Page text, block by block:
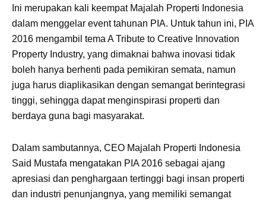
Ini merupakan kali keempat Majalah Properti Indonesia
dalam menggelar event tahunan PIA. Untuk tahun ini, PIA
2016 mengambil tema A Tribute to Creative Innovation
Property Industry, yang dimaknai bahwa inovasi tidak
boleh hanya berhenti pada pemikiran semata, namun
juga harus diaplikasikan dengan semangat berintegrasi
tinggi, sehingga dapat menginspirasi properti dan
berdaya guna bagi masyarakat.
Dalam sambutannya, CEO Majalah Properti Indonesia
Said Mustafa mengatakan PIA 2016 sebagai ajang
apresiasi dan penghargaan tertinggi bagi insan properti
dan industri penunjangnya, yang memiliki semangat